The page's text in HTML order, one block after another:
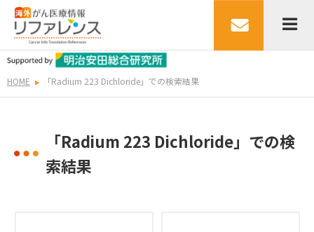
HOME 「Radium 223 Dichloride」での検索結果
「Radium 223 Dichloride」での検
索結果